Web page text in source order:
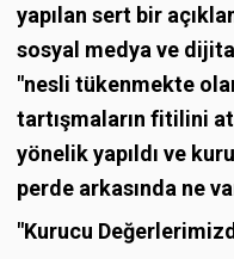
yapılan sert bir
sosyal medya ve
"nesli tükenmekte
tartışmaların fitilini
yönelik yapıldı ve
perde arkasında ne
"Kurucu